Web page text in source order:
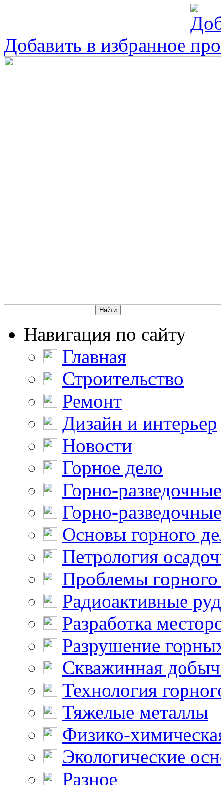
Добавить в избранное
Навигация по сайту
Главная
Строительство
Ремонт
Дизайн и интерьер
Новости
Горное дело
Горно-
Горно-
Основы горного
Петрология
Проблемы горного
Радиоактивные
Разработка
Разрушение
Скважинная
Технология
Тяжелые металлы
Физико-
Экологические
Разное